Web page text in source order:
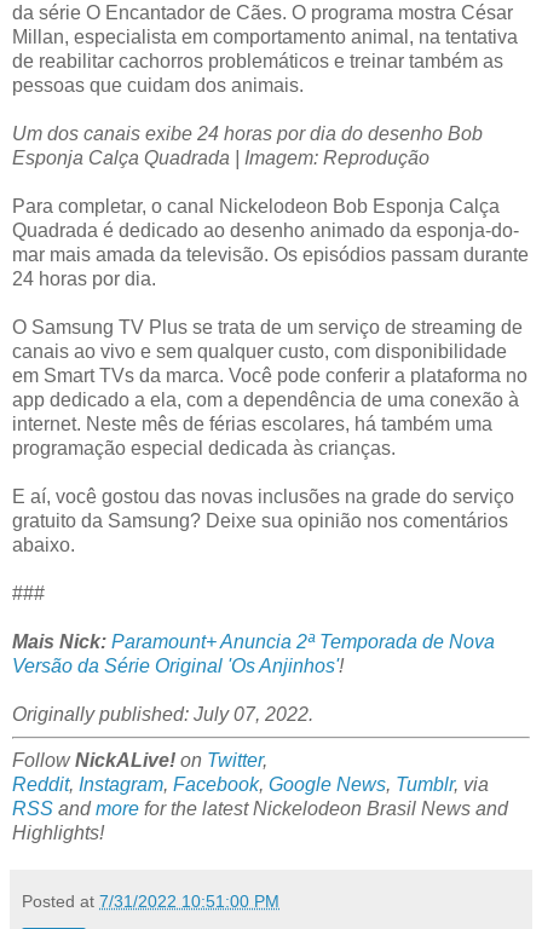
da série O Encantador de Cães. O programa mostra César
Millan, especialista em comportamento animal, na tentativa
de reabilitar cachorros problemáticos e treinar também as
pessoas que cuidam dos animais.
Um dos canais exibe 24 horas por dia do desenho Bob
Esponja Calça Quadrada | Imagem: Reprodução
Para completar, o canal Nickelodeon Bob Esponja Calça
Quadrada é dedicado ao desenho animado da esponja-do-
mar mais amada da televisão. Os episódios passam durante
24 horas por dia.
O Samsung TV Plus se trata de um serviço de streaming de
canais ao vivo e sem qualquer custo, com disponibilidade
em Smart TVs da marca. Você pode conferir a plataforma no
app dedicado a ela, com a dependência de uma conexão à
internet. Neste mês de férias escolares, há também uma
programação especial dedicada às crianças.
E aí, você gostou das novas inclusões na grade do serviço
gratuito da Samsung? Deixe sua opinião nos comentários
abaixo.
###
Mais Nick: Paramount+ Anuncia 2ª Temporada de Nova
Versão da Série Original 'Os Anjinhos'!
Originally published: July 07, 2022.
FollowNickALive! on Twitter,
Reddit, Instagram, Facebook, Google News, Tumblr, via
RSS andmore for the latestNickelodeon Brasil News and
Highlights!
Posted at 7/31/2022 10:51:00 PM